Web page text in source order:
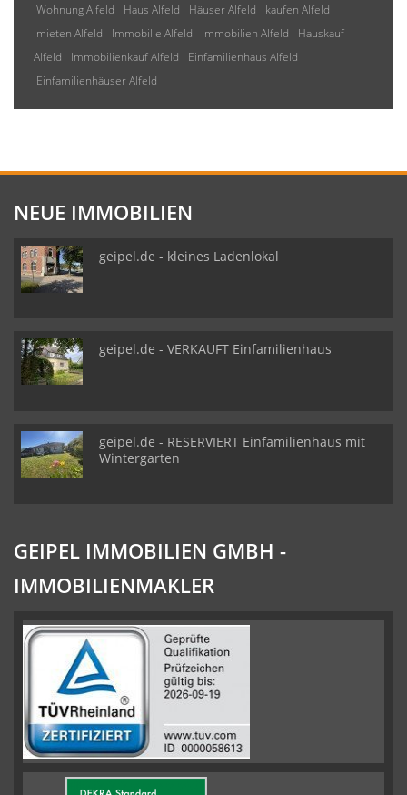
Wohnung Alfeld
Haus Alfeld Häuser Alfeld
kaufen Alfeld
mieten Alfeld
Immobilie Alfeld Immobilien Alfeld
Hauskauf
Alfeld
Immobilienkauf Alfeld
Einfamilienhaus Alfeld
Einfamilienhäuser Alfeld
NEUE IMMOBILIEN
geipel.de - kleines Ladenlokal
geipel.de - VERKAUFT Einfamilienhaus
geipel.de - RESERVIERT Einfamilienhaus mit
Wintergarten
GEIPEL IMMOBILIEN GMBH -
IMMOBILIENMAKLER